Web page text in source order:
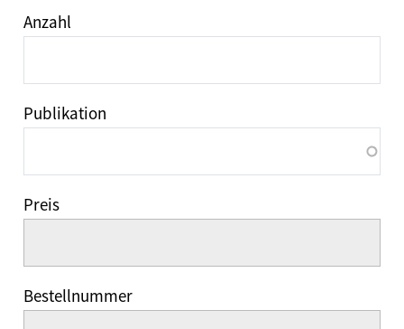
Anzahl
Publikation
Preis
Bestellnummer